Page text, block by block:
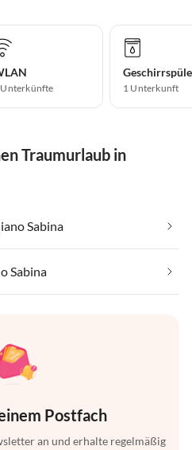
1 Unterkunft
Traumurlaub in
Sabina
Sabina
Postfach
an und erhalte regelmäßig